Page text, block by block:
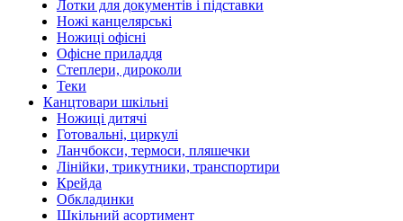
Лотки для документів і підставки
Ножі канцелярські
Ножиці офісні
Офісне приладдя
Степлери, дироколи
Теки
Канцтовари шкільні
Ножиці дитячі
Готовальні, циркулі
Ланчбокси, термоси, пляшечки
Лінійки, трикутники, транспортири
Крейда
Обкладинки
Шкільний асортимент